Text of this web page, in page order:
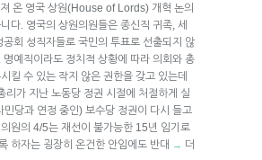
온 영국 상원(House of Lords) 개혁 논의
다. 영국의 상원의원들은 종신직 귀족, 세
공회 성직자들로 국민의 투표로 선출되지 않
명예직이라도 정치적 상황에 따라 의회와 총
킬 수 있는 작지 않은 권한을 갖고 있는데
리가 지난 노동당 정권 시절에 처절하게 실
민당과 연정 중인) 보수당 정권이 다시 들고
원의 4/5는 재선이 불가능한 15년 임기로
하자는 굉장히 온건한 안임에도 반대 → 더